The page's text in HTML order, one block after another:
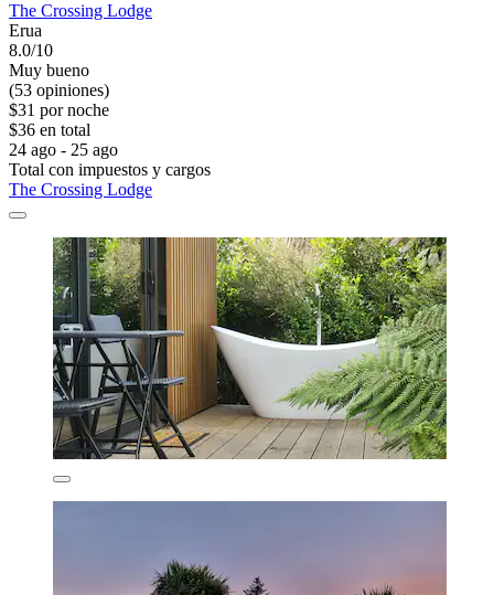
The Crossing Lodge
Erua
8.0/10
Muy bueno
(53 opiniones)
$31 por noche
$36 en total
24 ago - 25 ago
Total con impuestos y cargos
The Crossing Lodge